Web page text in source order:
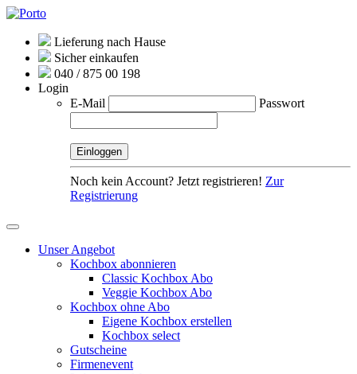
Lieferung nach Hause
Sicher einkaufen
040 / 875 00 198
Login
E-Mail
Passwort
Noch kein Account? Jetzt registrieren! Zur
Registrierung
Unser Angebot
Kochbox abonnieren
Classic Kochbox Abo
Veggie Kochbox Abo
Kochbox ohne Abo
Eigene Kochbox erstellen
Kochbox select
Gutscheine
Firmenevent